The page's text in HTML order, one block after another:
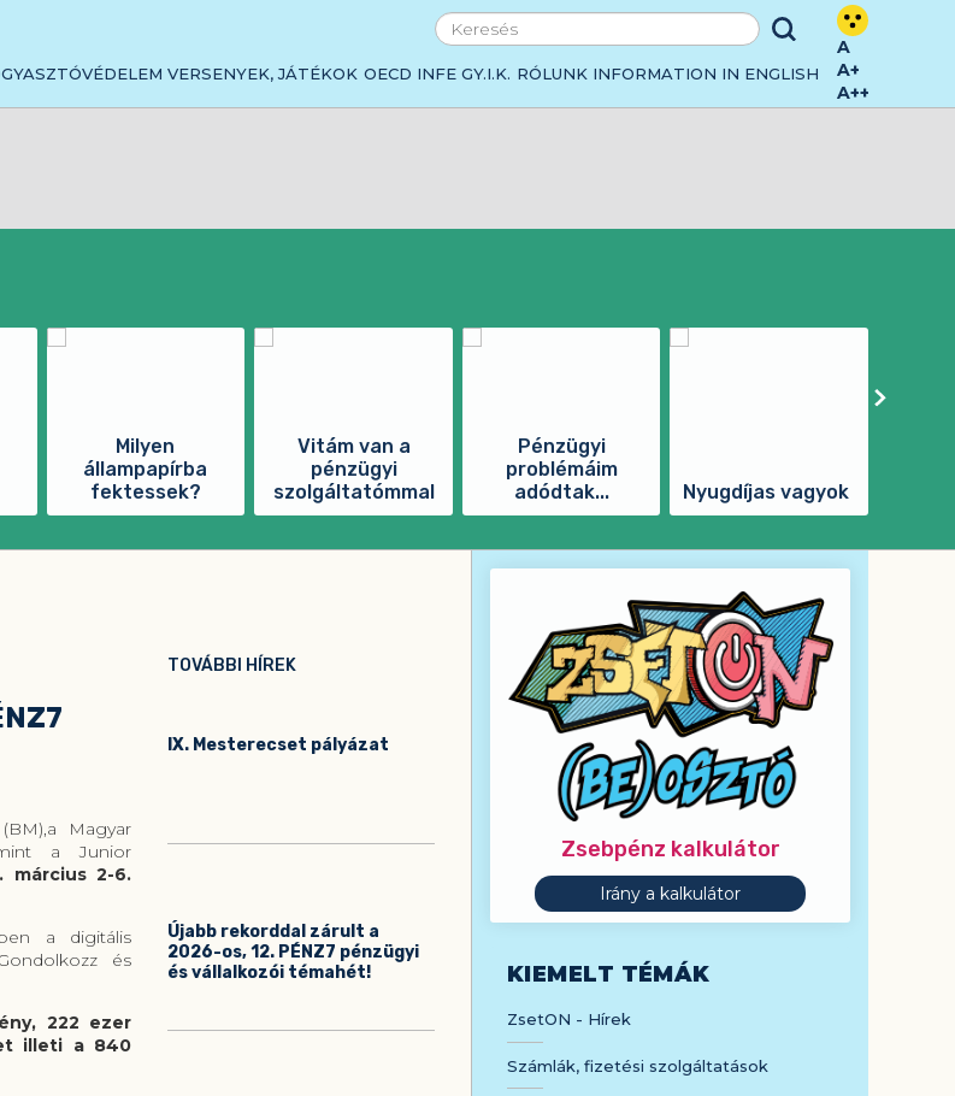
VERSENYEK, JÁTÉKOK OECD INFE GY.I.K. RÓLUNK INFORMATION IN ENGLISH
A
A+
A++
Milyen
állampapírba
fektessek?
Vitám van a
pénzügyi
szolgáltatómmal
Pénzügyi
problémáim
adódtak...
Nyugdíjas vagyok
Magyar
a Junior
március 2-6.
a digitális
és
222 ezer
illeti a 840
TOVÁBBI HÍREK
IX. Mesterecset pályázat
Újabb rekorddal zárult a
2026-os, 12. PÉNZ7 pénzügyi
és vállalkozói témahét!
Zsebpénz kalkulátor
Irány a kalkulátor
KIEMELT TÉMÁK
ZsetON - Hírek
Számlák, fizetési szolgáltatások